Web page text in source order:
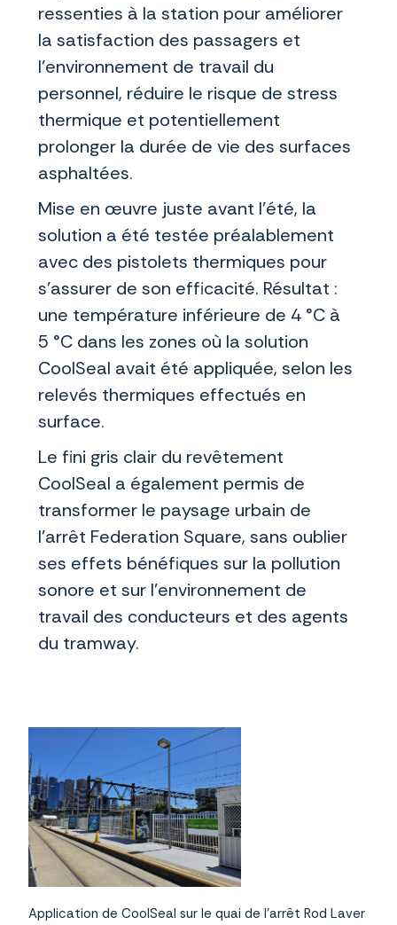
ressenties à la station pour améliorer
la satisfaction des passagers et
l’environnement de travail du
personnel, réduire le risque de stress
thermique et potentiellement
prolonger la durée de vie des surfaces
asphaltées.
Mise en œuvre juste avant l’été, la
solution a été testée préalablement
avec des pistolets thermiques pour
s’assurer de son efficacité. Résultat :
une température inférieure de 4 °C à
5 °C dans les zones où la solution
CoolSeal avait été appliquée, selon les
relevés thermiques effectués en
surface.
Le fini gris clair du revêtement
CoolSeal a également permis de
transformer le paysage urbain de
l'arrêt Federation Square, sans oublier
ses effets bénéfiques sur la pollution
sonore et sur l'environnement de
travail des conducteurs et des agents
du tramway.
Application de CoolSeal sur le quai de l’arrêt Rod Laver